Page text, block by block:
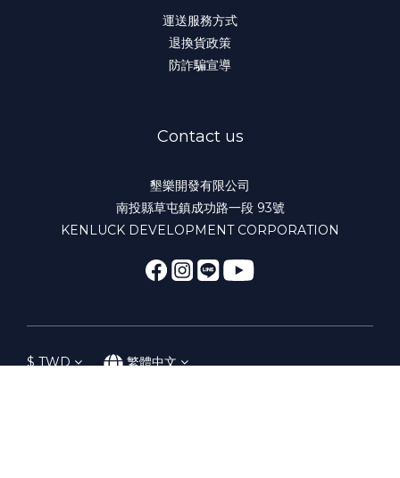
運送服務方式
退換貨政策
防詐騙宣導
Contact us
墾樂開發有限公司
南投縣草屯鎮成功路一段 93號
KENLUCK DEVELOPMENT CORPORATION
$ TWD 繁體中文